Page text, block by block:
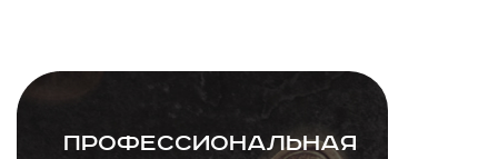
Профессиональная